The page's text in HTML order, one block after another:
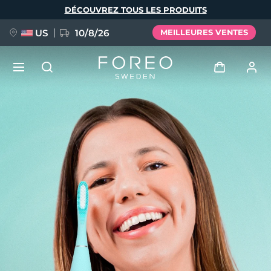
DÉCOUVREZ TOUS LES PRODUITS
US 10/8/26 MEILLEURES VENTES
Profil de l'utilisateur
Mes appareils
Mes commandes
Mes adresses
Mes abonnements
FAQ™ Pure Beauty-Tech Elixir
BREAKING NEWS
issa™ Teeth Whitening Set
Deutsch
Español
Français
Italiano
Português
Svenska
Русский
简体中文 繁體中文